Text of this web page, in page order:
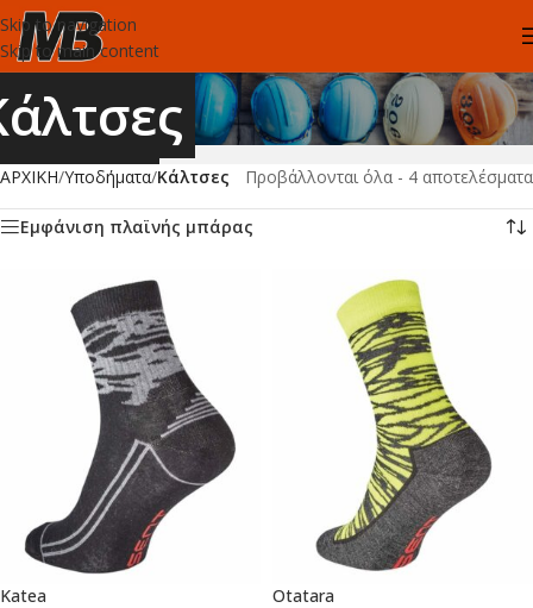
Skip to navigation
Skip to main content
ΑΡΧΙΚΗ/Υποδήματα/Κάλτσες Προβάλλονται όλα - 4 αποτελέσματα
Εμφάνιση πλαϊνής μπάρας
Katea Otatara